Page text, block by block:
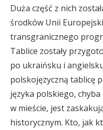
Duża część z nich
środków Unii
transgranicznego
Tablice zostały
po ukraińsku i
polskojęzyczną tablicę
języka polskiego,
w mieście, jest
historycznym. Kto, jak